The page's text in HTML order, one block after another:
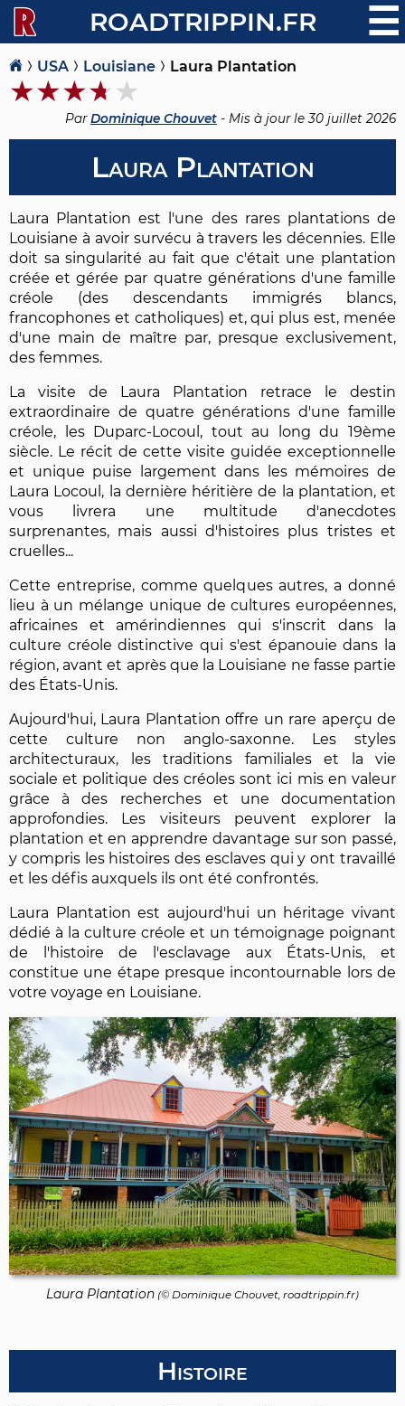
ROADTRIPPIN.FR ☰
USA Louisiane Laura Plantation
ParDominique Chouvet - Mis à jour le30 juillet 2026
Laura Plantation
Laura Plantation est l'une des rares plantations de
Louisiane à avoir survécu à travers les décennies. Elle
doit sa singularité au fait que c'était une plantation
créée et gérée par quatre générations d'une famille
créole (des descendants immigrés blancs,
francophones et catholiques) et, qui plus est, menée
d'une main de maître par, presque exclusivement,
des femmes.
La visite de Laura Plantation retrace le destin
extraordinaire de quatre générations d'une famille
créole, les Duparc-Locoul, tout au long du 19ème
siècle. Le récit de cette visite guidée exceptionnelle
et unique puise largement dans les mémoires de
Laura Locoul, la dernière héritière de la plantation, et
vous livrera une multitude d'anecdotes
surprenantes, mais aussi d'histoires plus tristes et
cruelles...
Cette entreprise, comme quelques autres, a donné
lieu à un mélange unique de cultures européennes,
africaines et amérindiennes qui s'inscrit dans la
culture créole distinctive qui s'est épanouie dans la
région, avant et après que la Louisiane ne fasse partie
des États-Unis.
Aujourd'hui, Laura Plantation offre un rare aperçu de
cette culture non anglo-saxonne. Les styles
architecturaux, les traditions familiales et la vie
sociale et politique des créoles sont ici mis en valeur
grâce à des recherches et une documentation
approfondies. Les visiteurs peuvent explorer la
plantation et en apprendre davantage sur son passé,
y compris les histoires des esclaves qui y ont travaillé
et les défis auxquels ils ont été confrontés.
Laura Plantation est aujourd'hui un héritage vivant
dédié à la culture créole et un témoignage poignant
de l'histoire de l'esclavage aux États-Unis, et
constitue une étape presque incontournable lors de
votre voyage en Louisiane.
Laura Plantation (© Dominique Chouvet, roadtrippin.fr)
Histoire